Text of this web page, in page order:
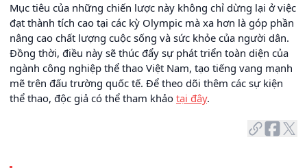
Mục tiêu của những chiến lược này không chỉ dừng lại ở việc
đạt thành tích cao tại các kỳ Olympic mà xa hơn là góp phần
nâng cao chất lượng cuộc sống và sức khỏe của người dân.
Đồng thời, điều này sẽ thúc đẩy sự phát triển toàn diện của
ngành công nghiệp thể thao Việt Nam, tạo tiếng vang mạnh
mẽ trên đấu trường quốc tế. Để theo dõi thêm các sự kiện
thể thao, độc giả có thể tham khảo tại đây.